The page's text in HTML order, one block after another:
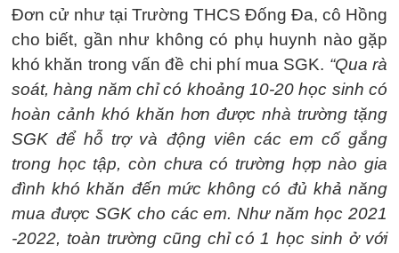
Đơn cử như tại Trường THCS Đống Đa, cô Hồng
cho biết, gần như không có phụ huynh nào gặp
khó khăn trong vấn đề chi phí mua SGK. “Qua rà
soát, hàng năm chỉ có khoảng 10-20 học sinh có
hoàn cảnh khó khăn hơn được nhà trường tặng
SGK để hỗ trợ và động viên các em cố gắng
trong học tập, còn chưa có trường hợp nào gia
đình khó khăn đến mức không có đủ khả năng
mua được SGK cho các em. Như năm học 2021
-2022, toàn trường cũng chỉ có 1 học sinh ở với